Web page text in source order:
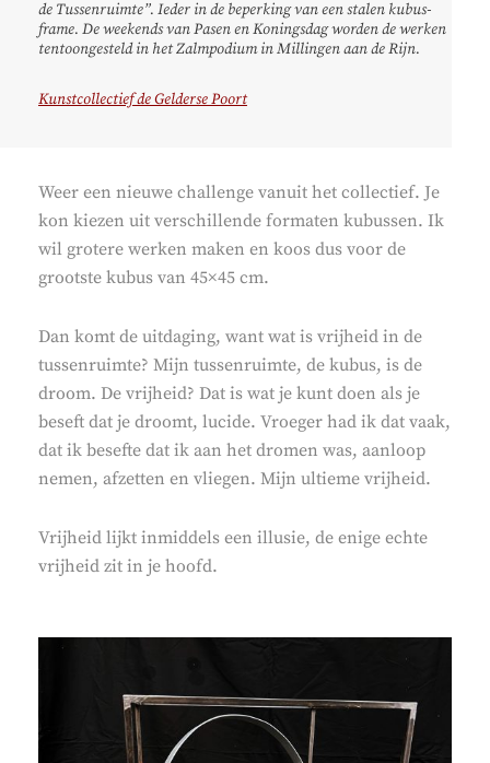
de Tussenruimte”. Ieder in de beperking van een stalen kubus-
frame. De weekends van Pasen en Koningsdag worden de werken
tentoongesteld in het Zalmpodium in Millingen aan de Rijn.
Kunstcollectief de Gelderse Poort
Weer een nieuwe challenge vanuit het collectief. Je
kon kiezen uit verschillende formaten kubussen. Ik
wil grotere werken maken en koos dus voor de
grootste kubus van 45×45 cm.
Dan komt de uitdaging, want wat is vrijheid in de
tussenruimte? Mijn tussenruimte, de kubus, is de
droom. De vrijheid? Dat is wat je kunt doen als je
beseft dat je droomt, lucide. Vroeger had ik dat vaak,
dat ik besefte dat ik aan het dromen was, aanloop
nemen, afzetten en vliegen. Mijn ultieme vrijheid.
Vrijheid lijkt inmiddels een illusie, de enige echte
vrijheid zit in je hoofd.